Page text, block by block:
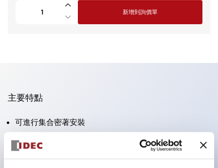
新增到詢價單
主要特點
可進行集合密著安裝
附鎖選擇開關採用高安全性的彈子鎖結構
防護結構為IP65（IEC60529）